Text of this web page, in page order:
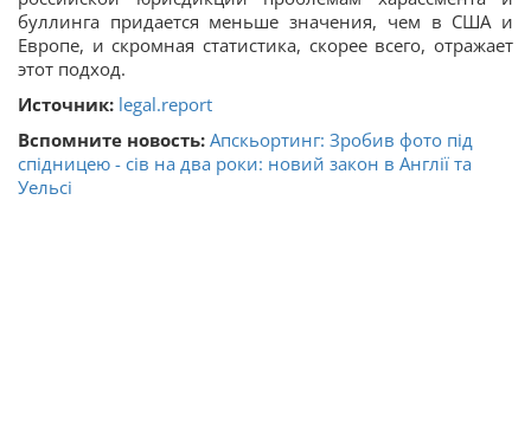
буллинга придается меньше значения, чем в США и
Европе, и скромная статистика, скорее всего, отражает
этот подход.
Источник: legal.report
Вспомните новость: Апскьортинг: Зробив фото під
спідницею - сів на два роки: новий закон в Англії та
Уельсі